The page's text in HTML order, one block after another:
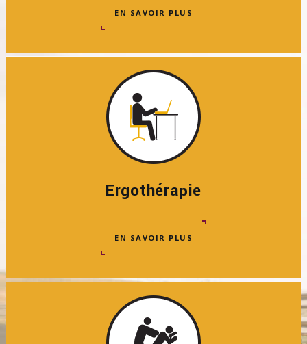
EN SAVOIR PLUS
Ergothérapie
EN SAVOIR PLUS